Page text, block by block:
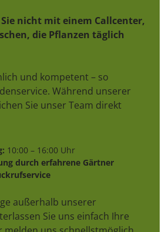
nicht mit einem Callcenter,
die Pflanzen täglich
und kompetent – so
Während unserer
Sie unser Team direkt
10:00 – 16:00 Uhr
durch erfahrene Gärtner
außerhalb unserer
Sie uns einfach Ihre